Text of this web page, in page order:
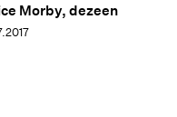
Morby, dezeen